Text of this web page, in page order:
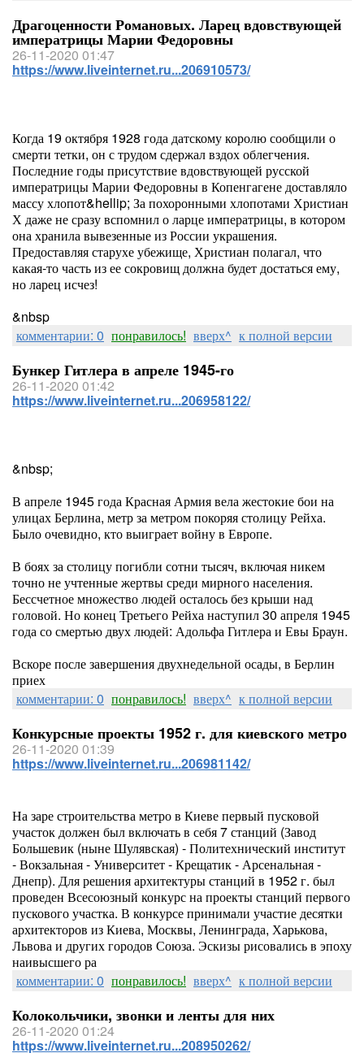
Драгоценности Романовых. Ларец вдовствующей
императрицы Марии Федоровны
26-11-2020 01:47
https://www.liveinternet.ru...206910573/
Когда 19 октября 1928 года датскому королю сообщили о
смерти тетки, он с трудом сдержал вздох облегчения.
Последние годы присутствие вдовствующей русской
императрицы Марии Федоровны в Копенгагене доставляло
массу хлопот&hellip; За похоронными хлопотами Христиан
Х даже не сразу вспомнил о ларце императрицы, в котором
она хранила вывезенные из России украшения.
Предоставляя старухе убежище, Христиан полагал, что
какая-то часть из ее сокровищ должна будет достаться ему,
но ларец исчез!
&nbsp
комментарии: 0 понравилось! вверх^ к полной версии
Бункер Гитлера в апреле 1945-го
26-11-2020 01:42
https://www.liveinternet.ru...206958122/
&nbsp;
В апреле 1945 года Красная Армия вела жестокие бои на
улицах Берлина, метр за метром покоряя столицу Рейха.
Было очевидно, кто выиграет войну в Европе.
В боях за столицу погибли сотни тысяч, включая никем
точно не учтенные жертвы среди мирного населения.
Бессчетное множество людей осталось без крыши над
головой. Но конец Третьего Рейха наступил 30 апреля 1945
года со смертью двух людей: Адольфа Гитлера и Евы Браун.
Вскоре после завершения двухнедельной осады, в Берлин
приех
комментарии: 0 понравилось! вверх^ к полной версии
Конкурсные проекты 1952 г. для киевского метро
26-11-2020 01:39
https://www.liveinternet.ru...206981142/
На заре строительства метро в Киеве первый пусковой
участок должен был включать в себя 7 станций (Завод
Большевик (ныне Шулявская) - Политехнический институт
- Вокзальная - Университет - Крещатик - Арсенальная -
Днепр). Для решения архитектуры станций в 1952 г. был
проведен Всесоюзный конкурс на проекты станций первого
пускового участка. В конкурсе принимали участие десятки
архитекторов из Киева, Москвы, Ленинграда, Харькова,
Львова и других городов Союза. Эскизы рисовались в эпоху
наивысшего ра
комментарии: 0 понравилось! вверх^ к полной версии
Колокольчики, звонки и ленты для них
26-11-2020 01:24
https://www.liveinternet.ru...208950262/